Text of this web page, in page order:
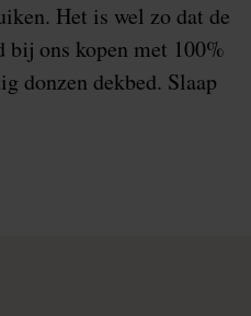
Het is wel zo dat de
ons kopen met 100%
donzen dekbed. Slaap